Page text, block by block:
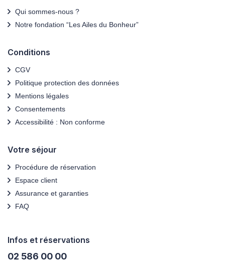
Qui sommes-nous ?
Notre fondation “Les Ailes du Bonheur”
Conditions
CGV
Politique protection des données
Mentions légales
Consentements
Accessibilité : Non conforme
Votre séjour
Procédure de réservation
Espace client
Assurance et garanties
FAQ
Infos et réservations
02 586 00 00